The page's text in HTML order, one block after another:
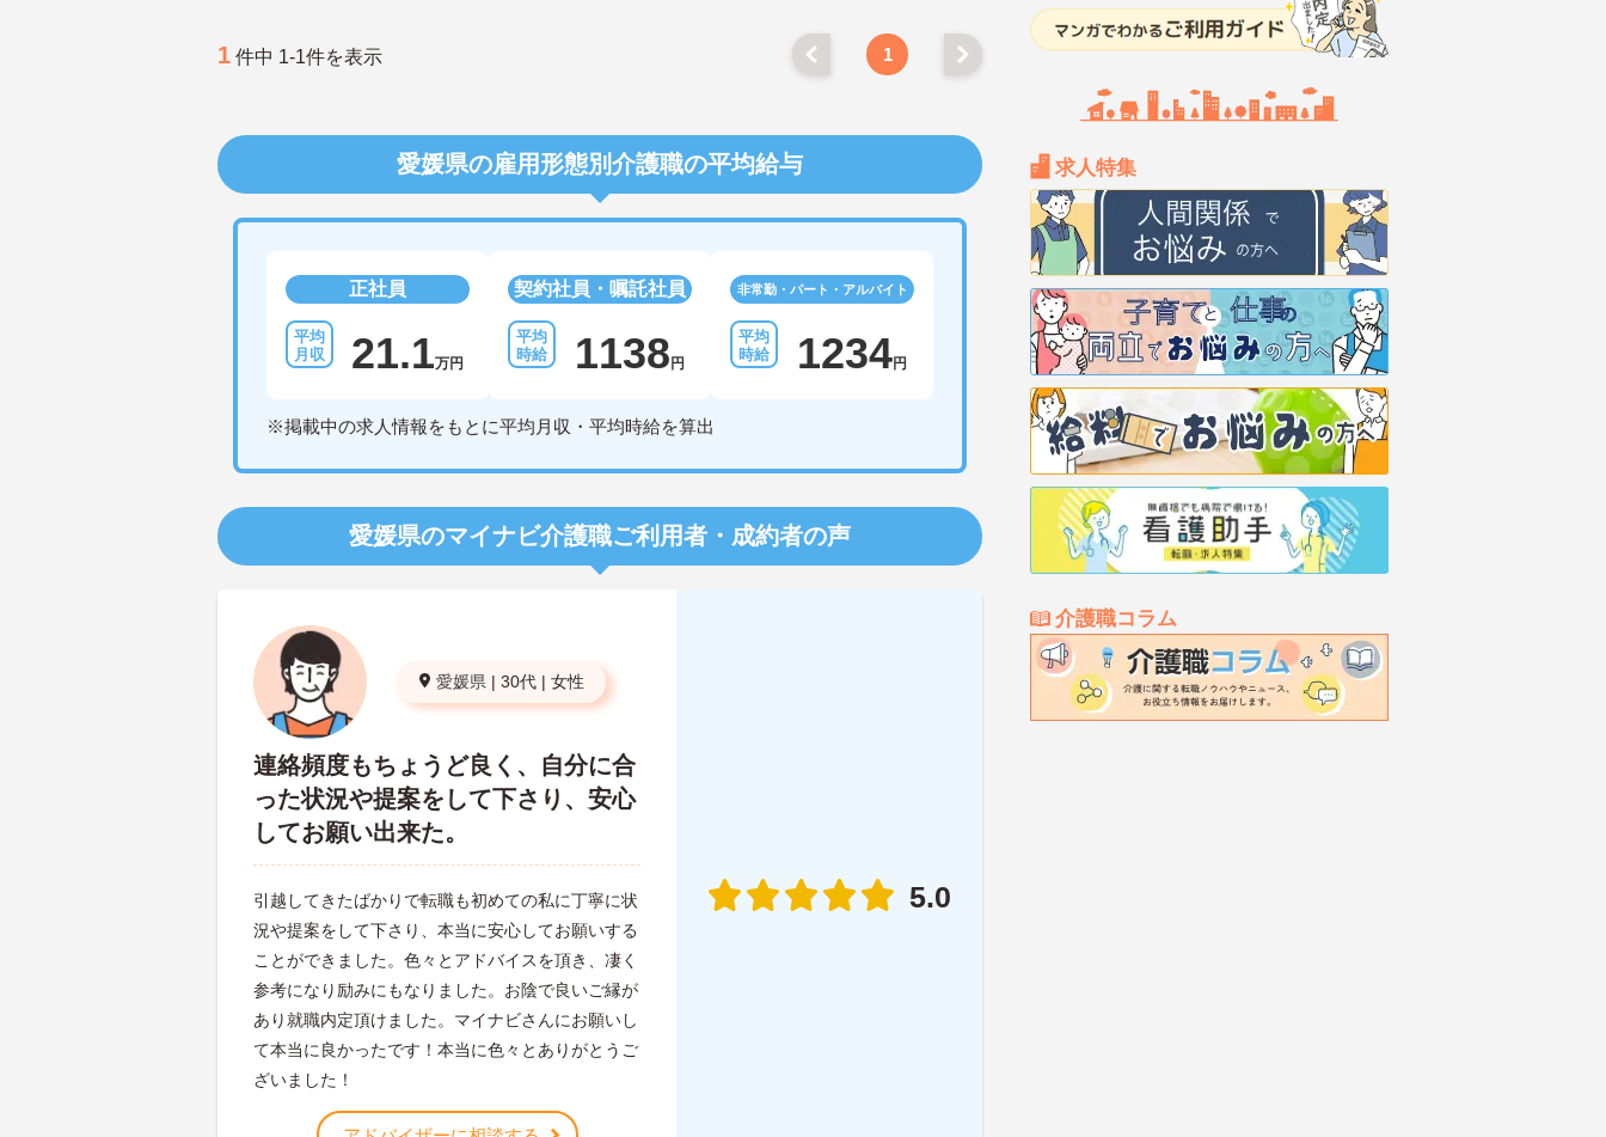
求人特集
介護職コラム
1 件中 1-1件を表示 1
愛媛県の雇用形態別介護職の平均給与
正社員
21.1万円
契約社員・嘱託社員
1138 円
非常勤・パート・アルバイト
1234円
※掲載中の求人情報をもとに平均月収・平均時給を算出
愛媛県のマイナビ介護職ご利用者・成約者の声
愛媛県 | 30代 | 女性
連絡頻度もちょうど良く、自分に合
った状況や提案をして下さり、安心
してお願い出来た。
引越してきたばかりで転職も初めての私に丁寧に状
況や提案をして下さり、本当に安心してお願いする
ことができました。色々とアドバイスを頂き、凄く
参考になり励みにもなりました。お陰で良いご縁が
あり就職内定頂けました。マイナビさんにお願いし
て本当に良かったです！本当に色々とありがとうご
ざいました！
5.0